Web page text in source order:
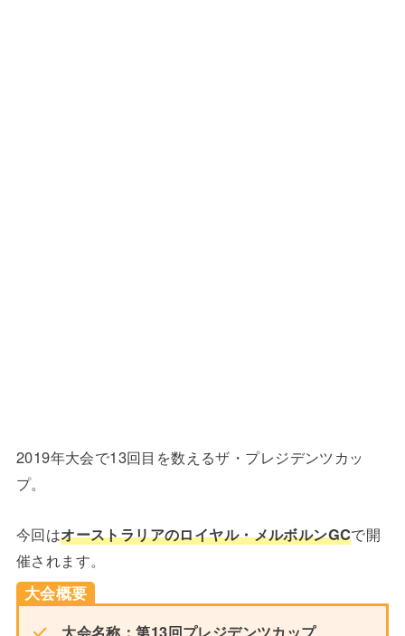
2019年大会で13回目を数えるザ・プレジデンツカッ
プ。
今回はオーストラリアのロイヤル・メルボルンGCで開
催されます。
大会概要
大会名称：第13回プレジデンツカップ